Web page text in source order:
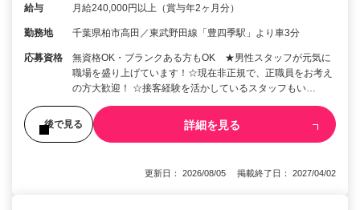
給与 月給240,000円以上（賞与年2ヶ月分）
勤務地 千葉県柏市高田／東武野田線「豊四季駅」より車3分
応募資格
無資格OK・ブランクある方もOK ★男性スタッフが元気に
職場を盛り上げています！☆現在非正規で、正職員をお考え
の方大歓迎！ ☆接客経験を活かしているスタッフもい…
後で見る 詳細を見る
更新日： 2026/08/05 掲載終了日： 2027/04/02